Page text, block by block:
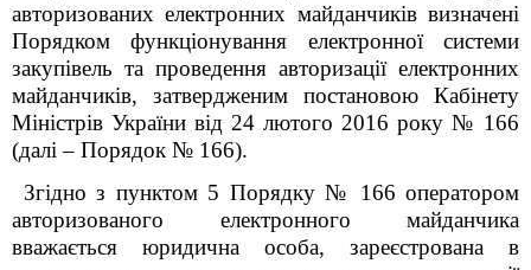
авторизованих електронних майданчиків визначені
Порядкомфункціонування електронної системи
закупівель та проведення авторизації електронних
майданчиків, затвердженим постановою Кабінету
Міністрів України від 24 лютого 2016 року № 166
(далі – Порядок № 166).
Згідно з пунктом 5 Порядку № 166 оператором
авторизованого електронного майданчика
вважається юридична особа, зареєстрована в